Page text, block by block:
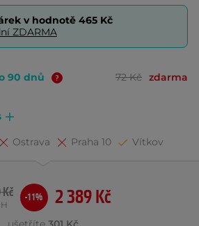
v hodnotě 465 Kč
ZDARMA
90 dnů 72 Kč zdarma
Ostrava Praha 10 Vítkov
2 389 Kč
-11%